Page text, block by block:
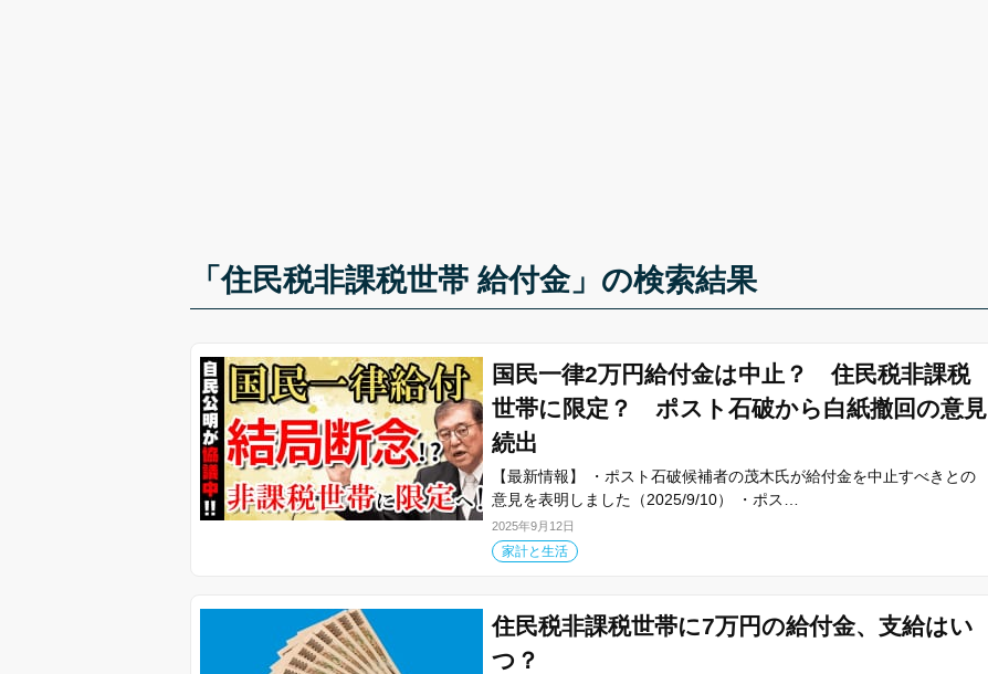
「住民税非課税世帯 給付金」の検索結果
国民一律2万円給付金は中止？ 住民税非課税
世帯に限定？ ポスト石破から白紙撤回の意見
続出
【最新情報】 ・ポスト石破候補者の茂木氏が給付金を中止すべきとの
意見を表明しました（2025/9/10） ・ポス…
2025年9月12日
家計と生活
住民税非課税世帯に7万円の給付金、支給はい
つ？